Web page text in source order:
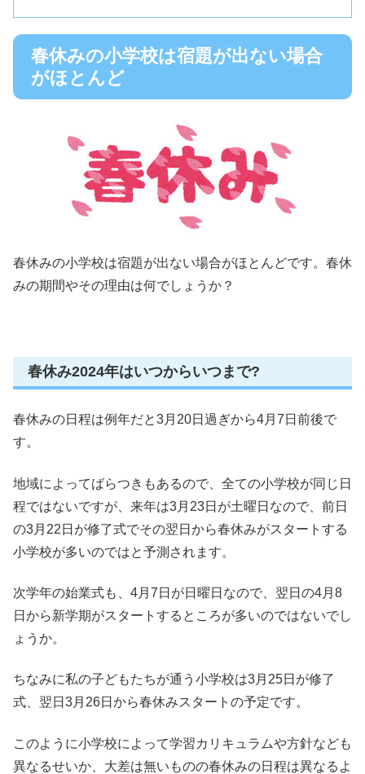
春休みの小学校は宿題が出ない場合
がほとんど
春休みの小学校は宿題が出ない場合がほとんどです。春休
みの期間やその理由は何でしょうか？
春休み2024年はいつからいつまで?
春休みの日程は例年だと3月20日過ぎから4月7日前後で
す。
地域によってばらつきもあるので、全ての小学校が同じ日
程ではないですが、 来年は3月23日が土曜日なので、前日
の3月22日が修了式でその翌日から春休みがスタートする
小学校が多いのではと予測されます。
次学年の始業式も、4月7日が日曜日なので、翌日の4月8
日から新学期がスタートするところが多いのではないでし
ょうか。
ちなみに私の子どもたちが通う小学校は3月25日が修了
式、翌日3月26日から春休みスタートの予定です。
このように小学校によって学習カリキュラムや方針なども
異なるせいか、 大差は無いものの春休みの日程は異なるよ